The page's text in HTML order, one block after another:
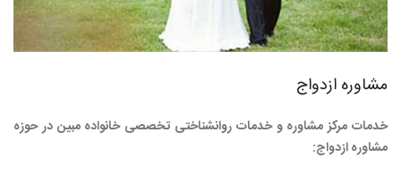
مشاوره ازدواج
خدمات مرکز مشاوره و خدمات روانشناختی تخصصی خانواده مبین در حوزه
مشاوره ازدواج: